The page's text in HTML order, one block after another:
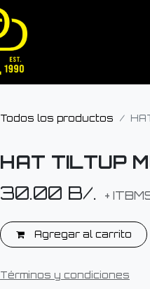
Todos los productos
HAT TILTUP
30.00 B/. +
Agregar al carrito
Términos y condiciones